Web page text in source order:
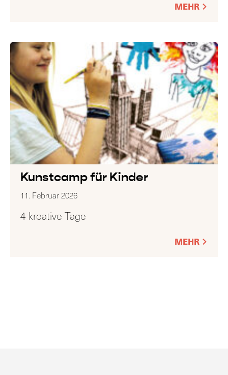
MEHR
Kunstcamp für Kinder
11. Februar 2026
4 kreative Tage
MEHR